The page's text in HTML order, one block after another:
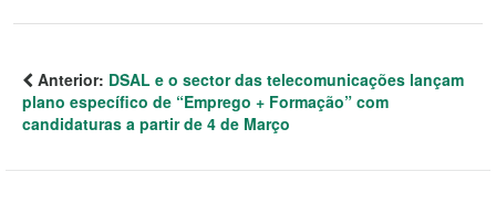
Anterior: DSAL e o sector das telecomunicações lançam
plano específico de “Emprego + Formação” com
candidaturas a partir de 4 de Março